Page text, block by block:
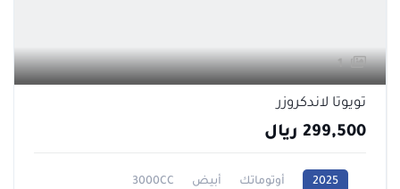
1
تويوتا لاندكروزر
299,500 ريال
2025 أوتوماتك أبيض 3000CC